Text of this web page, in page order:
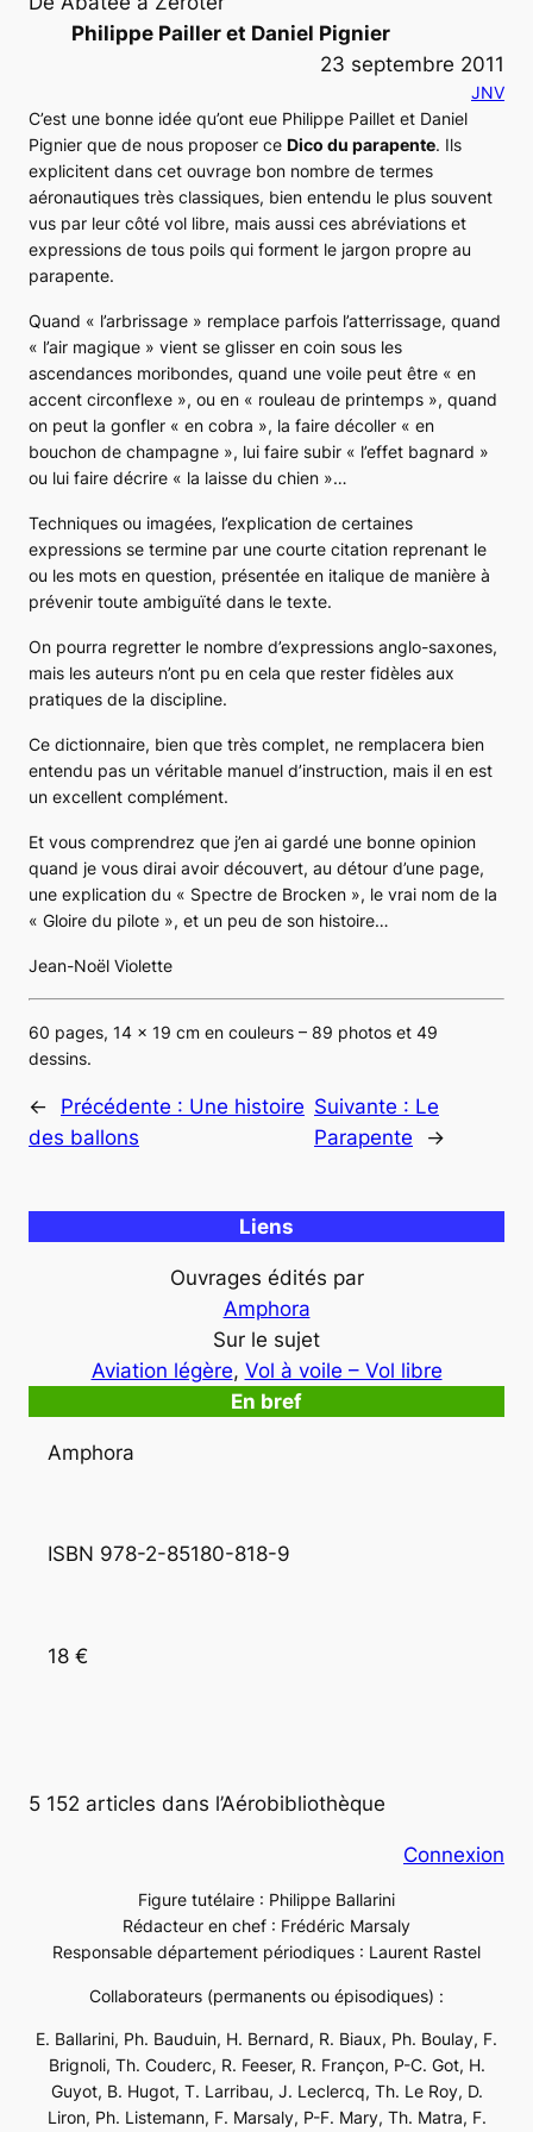
Philippe Pailler et Daniel Pignier
23 septembre 2011
JNV
C’est une bonne idée qu’ont eue Philippe Paillet et Daniel
Pignier que de nous proposer ce Dico du parapente. Ils
explicitent dans cet ouvrage bon nombre de termes
aéronautiques très classiques, bien entendu le plus souvent
vus par leur côté vol libre, mais aussi ces abréviations et
expressions de tous poils qui forment le jargon propre au
parapente.
Quand « l’arbrissage » remplace parfois l’atterrissage, quand
« l’air magique » vient se glisser en coin sous les
ascendances moribondes, quand une voile peut être « en
accent circonflexe », ou en « rouleau de printemps », quand
on peut la gonfler « en cobra », la faire décoller « en
bouchon de champagne », lui faire subir « l’effet bagnard »
ou lui faire décrire « la laisse du chien »…
Techniques ou imagées, l’explication de certaines
expressions se termine par une courte citation reprenant le
ou les mots en question, présentée en italique de manière à
prévenir toute ambiguïté dans le texte.
On pourra regretter le nombre d’expressions anglo-saxones,
mais les auteurs n’ont pu en cela que rester fidèles aux
pratiques de la discipline.
Ce dictionnaire, bien que très complet, ne remplacera bien
entendu pas un véritable manuel d’instruction, mais il en est
un excellent complément.
Et vous comprendrez que j’en ai gardé une bonne opinion
quand je vous dirai avoir découvert, au détour d’une page,
une explication du « Spectre de Brocken », le vrai nom de la
« Gloire du pilote », et un peu de son histoire…
Jean-Noël Violette
60 pages, 14 x 19 cm en couleurs – 89 photos et 49
dessins.
← Précédente : Une histoire
des ballons
Suivante : Le
Parapente
→
Liens
Ouvrages édités par
Amphora
Sur le sujet
Aviation légère, Vol à voile – Vol libre
En bref
Amphora
ISBN 978-2-85180-818-9
18 €
5 152 articles dans l’Aérobibliothèque
Connexion
Figure tutélaire : Philippe Ballarini
Rédacteur en chef : Frédéric Marsaly
Responsable département périodiques : Laurent Rastel
Collaborateurs (permanents ou épisodiques) :
E. Ballarini, Ph. Bauduin, H. Bernard, R. Biaux, Ph. Boulay, F.
Brignoli, Th. Couderc, R. Feeser, R. Françon, P-C. Got, H.
Guyot, B. Hugot, T. Larribau, J. Leclercq, Th. Le Roy, D.
Liron, Ph. Listemann, F. Marsaly, P-F. Mary, Th. Matra, F.